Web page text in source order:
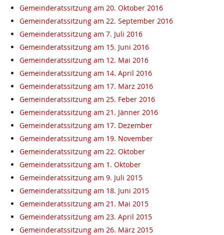
Gemeinderatssitzung am 20. Oktober 2016
Gemeinderatssitzung am 22. September 2016
Gemeinderatssitzung am 7. Juli 2016
Gemeinderatssitzung am 15. Juni 2016
Gemeinderatssitzung am 12. Mai 2016
Gemeinderatssitzung am 14. April 2016
Gemeinderatssitzung am 17. März 2016
Gemeinderatssitzung am 25. Feber 2016
Gemeinderatssitzung am 21. Jänner 2016
Gemeinderatssitzung am 17. Dezember
Gemeinderatssitzung am 19. November
Gemeinderatssitzung am 22. Oktober
Gemeinderatssitzung am 1. Oktober
Gemeinderatssitzung am 9. Juli 2015
Gemeinderatssitzung am 18. Juni 2015
Gemeinderatssitzung am 21. Mai 2015
Gemeinderatssitzung am 23. April 2015
Gemeinderatssitzung am 26. März 2015